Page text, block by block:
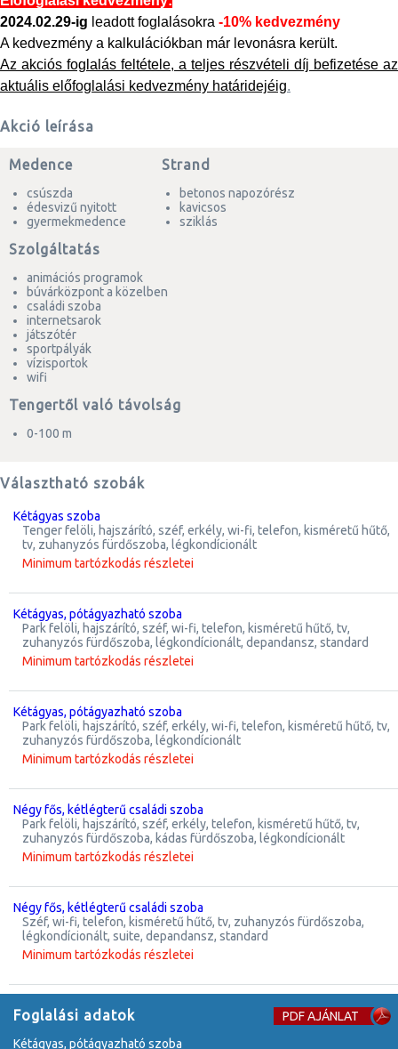
2024.02.29-ig leadott foglalásokra -10% kedvezmény
A kedvezmény a kalkulációkban már levonásra került.
Az akciós foglalás feltétele, a teljes részvételi díj befizetése az
aktuális előfoglalási kedvezmény határidejéig.
Akció leírása
Medence
csúszda
édesvizű nyitott
gyermekmedence
Strand
betonos napozórész
kavicsos
sziklás
Szolgáltatás
animációs programok
búvárközpont a közelben
családi szoba
internetsarok
játszótér
sportpályák
vízisportok
wifi
Tengertől való távolság
0-100 m
Választható szobák
kétágyas szoba
tenger felöli, hajszárító, széf, erkély, wi-fi, telefon, kisméretű hűtő,
tv, zuhanyzós fürdőszoba, légkondícionált
Minimum tartózkodás részletei
kétágyas, pótágyazható szoba
park felöli, hajszárító, széf, wi-fi, telefon, kisméretű hűtő, tv,
zuhanyzós fürdőszoba, légkondícionált, depandansz, standard
Minimum tartózkodás részletei
kétágyas, pótágyazható szoba
park felöli, hajszárító, széf, erkély, wi-fi, telefon, kisméretű hűtő, tv,
zuhanyzós fürdőszoba, légkondícionált
Minimum tartózkodás részletei
négy fős, kétlégterű családi szoba
park felöli, hajszárító, széf, erkély, telefon, kisméretű hűtő, tv,
zuhanyzós fürdőszoba, kádas fürdőszoba, légkondícionált
Minimum tartózkodás részletei
négy fős, kétlégterű családi szoba
széf, wi-fi, telefon, kisméretű hűtő, tv, zuhanyzós fürdőszoba,
légkondícionált, suite, depandansz, standard
Minimum tartózkodás részletei
Foglalási adatok
PDF AJÁNLAT
kétágyas, pótágyazható szoba